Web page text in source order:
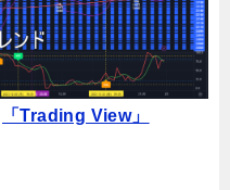
「Trading View」